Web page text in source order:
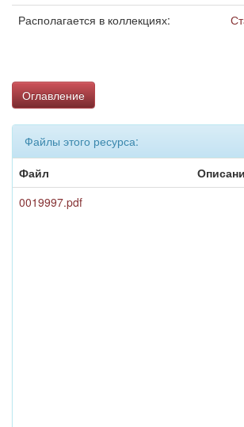
Располагается в коллекциях:
Оглавление
Файлы этого ресурса:
Файл
0019997.pdf